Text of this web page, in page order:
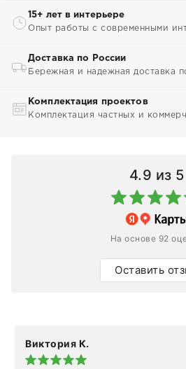
15+ лет в интерьере
Опыт работы с современными
Доставка по России
Бережная и надежная доставка
Комплектация проектов
Комплектация частных и
4.9 из 5
На основе 92
Оставить
Виктория К.